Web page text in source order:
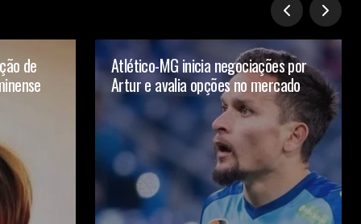
de
Atlético-MG inicia negociações por
Artur e avalia opções no mercado